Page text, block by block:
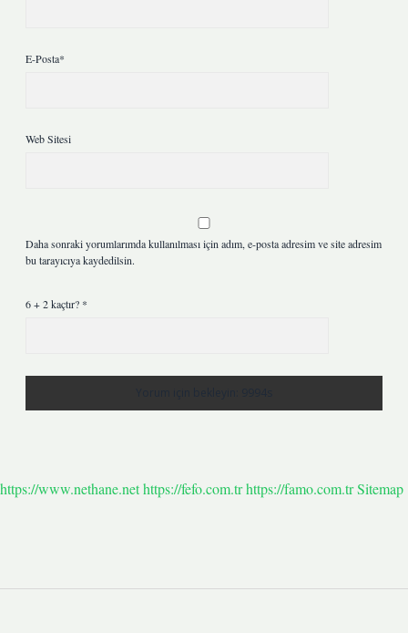
E-Posta*
Web Sitesi
Daha sonraki yorumlarımda kullanılması için adım, e-posta adresim ve site adresim
bu tarayıcıya kaydedilsin.
6 + 2 kaçtır? *
https://www.nethane.nethttps://fefo.com.trhttps://famo.com.trSitemap